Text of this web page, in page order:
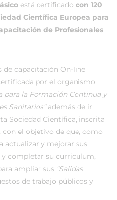
está certificado con 120
Científica Europea para
de Profesionales
de capacitación On-line
por el organismo
para la Formación Continua y
Sanitarios"además de ir
Sociedad Científica, inscrita
, con el objetivo de que, como
actualizar y mejorar sus
completar su curriculum,
ampliar sus "Salidas
de trabajo públicos y